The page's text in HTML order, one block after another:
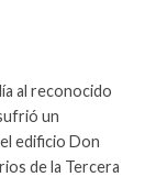
al reconocido
un
edificio Don
de la Tercera